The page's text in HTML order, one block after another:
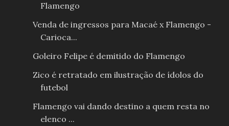
Flamengo
Venda de ingressos para Macaé x Flamengo -
Carioca...
Goleiro Felipe é demitido do Flamengo
Zico é retratado em ilustração de ídolos do
futebol
Flamengo vai dando destino a quem resta no
elenco ...